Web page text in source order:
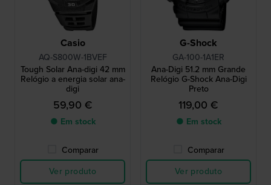
Casio
AQ-S800W-1BVEF
Tough Solar Ana-digi 42 mm
Relógio a energia solar ana-
digi
59,90 €
● Em stock
Comparar
Ver produto
G-Shock
GA-100-1A1ER
Ana-Digi 51.2 mm Grande
Relógio G-Shock Ana-Digi
Preto
119,00 €
● Em stock
Comparar
Ver produto